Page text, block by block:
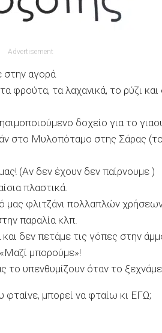
Advertisement
στην αγορά
φρούτα, τα λαχανικά, το ρύζι
δοχείο για το
στο Μυλοπόταμο στης Σάρας (το
(Αν δεν έχουν δεν παίρνουμε )
πλαστικά.
φλιτζάνι πολλαπλών
παραλία κλπ.
δεν πετάμε τις γόπες στην
μπορούμε»!
το υπενθυμίζουν όταν το
φταίνε, μπορεί να φταίω κι ΕΓΩ;